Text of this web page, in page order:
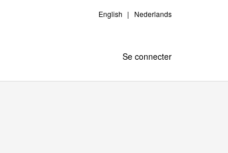
English Nederlands
Se connecter